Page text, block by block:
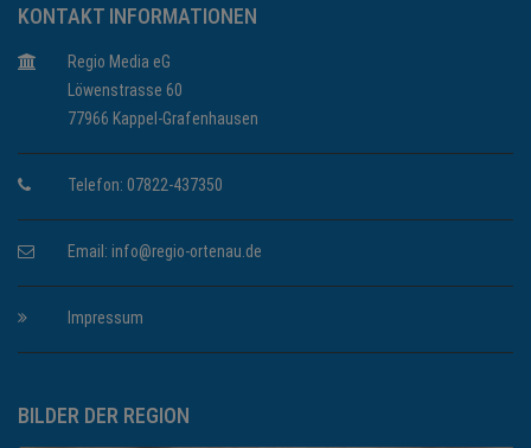
KONTAKT INFORMATIONEN
Regio Media eG
Löwenstrasse 60
77966 Kappel-Grafenhausen
Telefon: 07822-437350
Email: info@regio-ortenau.de
Impressum
BILDER DER REGION